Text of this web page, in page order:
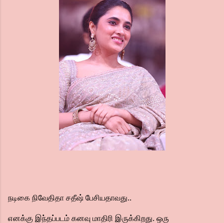
நடிகை நிவேதிதா சதீஷ் பேசியதாவது..
எனக்கு இந்தப்படம் கனவு மாதிரி இருக்கிறது. ஒரு